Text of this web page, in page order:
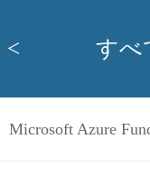
< すべ
Microsoft Azure